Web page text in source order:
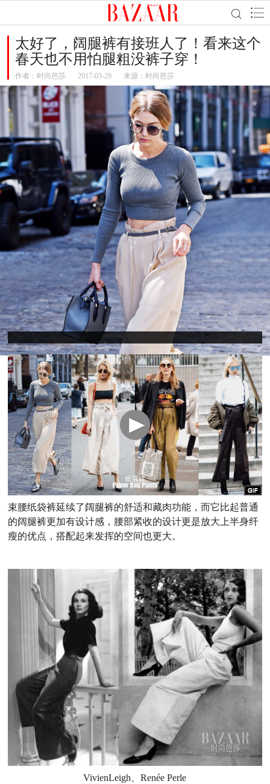
太好了，阔腿裤有接班人了！看来这个
春天也不用怕腿粗没裤子穿！
作者： 时尚芭莎 2017-03-29 来源：时尚芭莎
束腰纸袋裤延续了阔腿裤的舒适和藏肉功能，而它比起普通
的阔腿裤更加有设计感，腰部紧收的设计更是放大上半身纤
瘦的优点，搭配起来发挥的空间也更大。
VivienLeigh、Renée Perle